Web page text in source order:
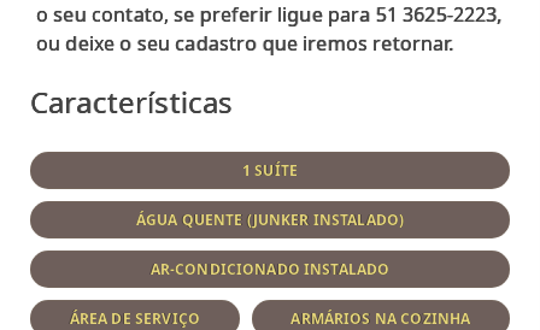
o seu contato, se preferir ligue para 51 3625-2223,
Características
1 SUÍTE
ÁGUA QUENTE (JUNKER INSTALADO)
AR-CONDICIONADO INSTALADO
ÁREA DE SERVIÇO ARMÁRIOS NA COZINHA